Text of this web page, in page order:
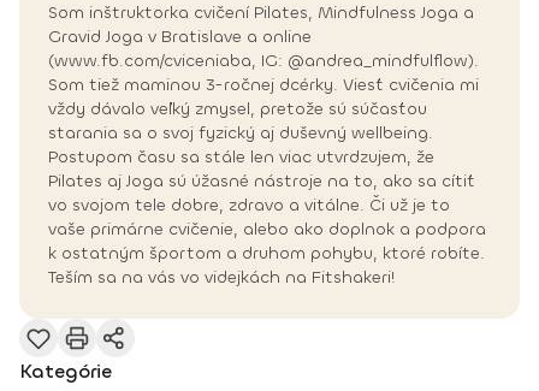
Som inštruktorka cvičení Pilates, Mindfulness Joga a
Gravid Joga v Bratislave a online
(www.fb.com/cviceniaba, IG: @andrea_mindfulflow).
Som tiež maminou 3-ročnej dcérky. Viesť cvičenia mi
vždy dávalo veľký zmysel, pretože sú súčasťou
starania sa o svoj fyzický aj duševný wellbeing.
Postupom času sa stále len viac utvrdzujem, že
Pilates aj Joga sú úžasné nástroje na to, ako sa cítiť
vo svojom tele dobre, zdravo a vitálne. Či už je to
vaše primárne cvičenie, alebo ako doplnok a podpora
k ostatným športom a druhom pohybu, ktoré robíte.
Teším sa na vás vo videjkách na Fitshakeri!
Kategórie